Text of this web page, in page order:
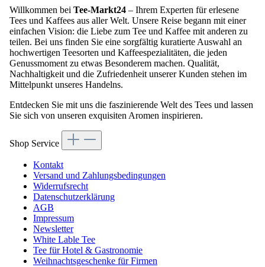
Willkommen bei Tee-Markt24 – Ihrem Experten für erlesene
Tees und Kaffees aus aller Welt. Unsere Reise begann mit einer
einfachen Vision: die Liebe zum Tee und Kaffee mit anderen zu
teilen. Bei uns finden Sie eine sorgfältig kuratierte Auswahl an
hochwertigen Teesorten und Kaffeespezialitäten, die jeden
Genussmoment zu etwas Besonderem machen. Qualität,
Nachhaltigkeit und die Zufriedenheit unserer Kunden stehen im
Mittelpunkt unseres Handelns.
Entdecken Sie mit uns die faszinierende Welt des Tees und lassen
Sie sich von unseren exquisiten Aromen inspirieren.
Shop Service
Kontakt
Versand und Zahlungsbedingungen
Widerrufsrecht
Datenschutzerklärung
AGB
Impressum
Newsletter
White Lable Tee
Tee für Hotel & Gastronomie
Weihnachtsgeschenke für Firmen